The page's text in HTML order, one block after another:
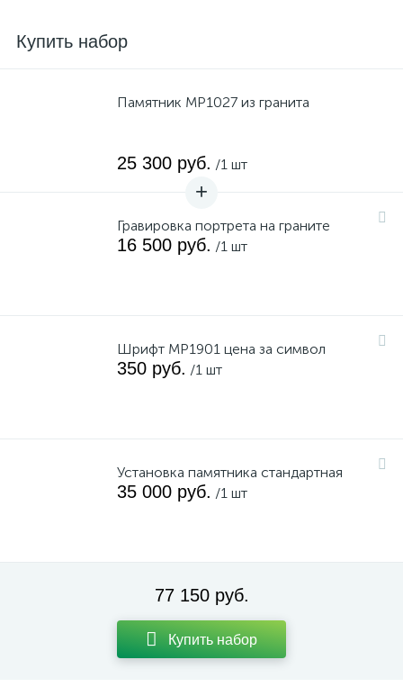
Купить набор
Памятник MP1027 из гранита
25 300 руб. /1 шт
Гравировка портрета на граните
16 500 руб. /1 шт
Шрифт MP1901 цена за символ
350 руб. /1 шт
Установка памятника стандартная
35 000 руб. /1 шт
77 150 руб.
Купить набор